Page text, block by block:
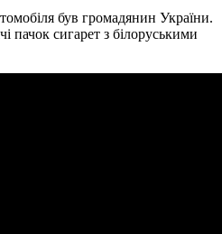
був громадянин України.
пачок сигарет з білоруськими